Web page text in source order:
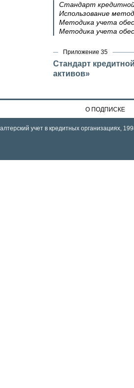
Стандарт кредитной
Использование
Методика учета
Методика учета
Приложение 35
Стандарт
активов»
О ПОДПИСКЕ
учет в кредитных организациях,